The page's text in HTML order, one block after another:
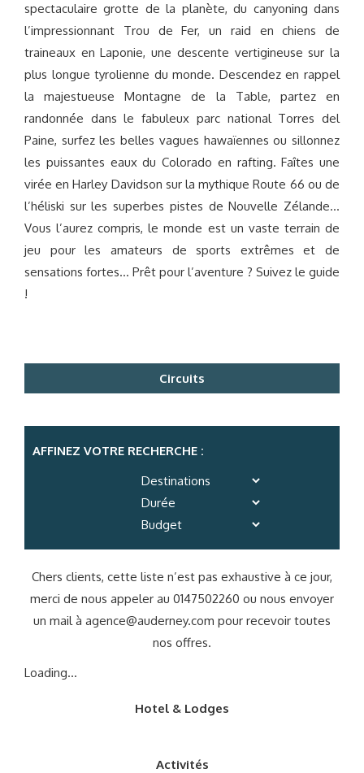
spectaculaire grotte de la planète, du canyoning dans
l’impressionnant Trou de Fer, un raid en chiens de
traineaux en Laponie, une descente vertigineuse sur la
plus longue tyrolienne du monde. Descendez en rappel
la majestueuse Montagne de la Table, partez en
randonnée dans le fabuleux parc national Torres del
Paine, surfez les belles vagues hawaïennes ou sillonnez
les puissantes eaux du Colorado en rafting. Faîtes une
virée en Harley Davidson sur la mythique Route 66 ou de
l’héliski sur les superbes pistes de Nouvelle Zélande…
Vous l’aurez compris, le monde est un vaste terrain de
jeu pour les amateurs de sports extrêmes et de
sensations fortes… Prêt pour l’aventure ? Suivez le guide
!
Circuits
AFFINEZ VOTRE RECHERCHE :
Chers clients, cette liste n’est pas exhaustive à ce jour,
merci de nous appeler au 0147502260 ou nous envoyer
un mail à agence@auderney.com pour recevoir toutes
nos offres.
Loading...
Hotel & Lodges
Activités